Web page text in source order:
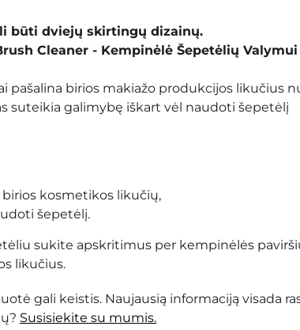
būti dviejų skirtingų dizainų.
Cleaner - Kempinėlė Šepetėlių Valymui
pašalina birios makiažo produkcijos likučius
suteikia galimybę iškart vėl naudoti šepetėlį
kosmetikos likučių,
šepetėlį.
sukite apskritimus per kempinėlės
likučius.
gali keistis. Naujausią informaciją visada
Susisiekite su mumis.